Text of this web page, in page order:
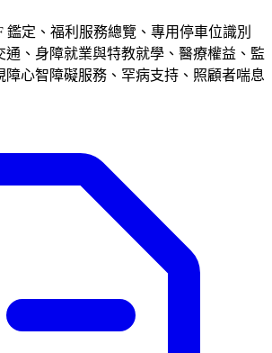
鑑定、福利服務總覽、專用停車位識別
通、身障就業與特教就學、醫療權益、監
障心智障礙服務、罕病支持、照顧者喘息